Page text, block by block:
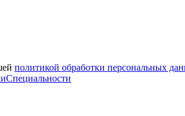
политикой обработки персональных
Специальности